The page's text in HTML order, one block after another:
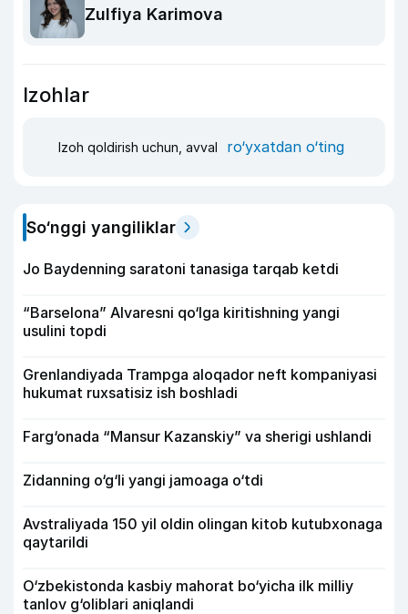
Zulfiya Karimova
Izohlar
Izoh qoldirish uchun, avval ro‘yxatdan o‘ting
So‘nggi yangiliklar
Jo Baydenning saratoni tanasiga tarqab ketdi
“Barselona” Alvaresni qo‘lga kiritishning yangi
usulini topdi
Grenlandiyada Trampga aloqador neft kompaniyasi
hukumat ruxsatisiz ish boshladi
Farg‘onada “Mansur Kazanskiy” va sherigi ushlandi
Zidanning o‘g‘li yangi jamoaga o‘tdi
Avstraliyada 150 yil oldin olingan kitob kutubxonaga
qaytarildi
O‘zbekistonda kasbiy mahorat bo‘yicha ilk milliy
tanlov g‘oliblari aniqlandi